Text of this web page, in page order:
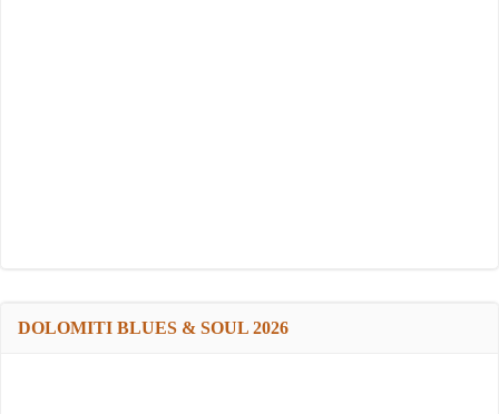
DOLOMITI BLUES & SOUL 2026